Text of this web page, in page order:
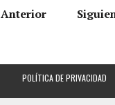
Anterior
POLÍTICA DE PRIVACIDAD